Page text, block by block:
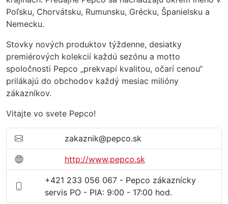
Poľsku, Chorvátsku, Rumunsku, Grécku, Španielsku a
Nemecku.
Stovky nových produktov týždenne, desiatky
premiérových kolekcií každú sezónu a motto
spoločnosti Pepco „prekvapí kvalitou, očarí cenou“
prilákajú do obchodov každý mesiac milióny
zákazníkov.
Vitajte vo svete Pepco!
zakaznik@pepco.sk
http://www.pepco.sk
+421 233 056 067 - Pepco zákaznícky
servis PO - PIA: 9:00 - 17:00 hod.